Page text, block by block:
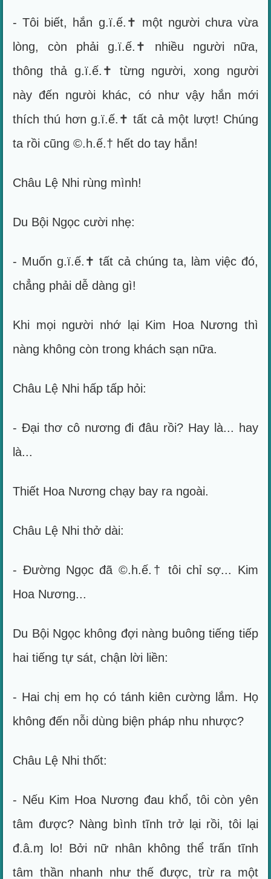
- Tôi biết, hắn g.ï.ế.✝ một người chưa vừa
lòng, còn phải g.ï.ế.✝ nhiều người nữa,
thông thả g.ï.ế.✝ từng người, xong người
này đến ngưòi khác, có như vậy hắn mới
thích thú hơn g.ï.ế.✝ tất cả một lượt! Chúng
ta rồi cũng ©.h.ế.† hết do tay hắn!
Châu Lệ Nhi rùng mình!
Du Bội Ngọc cười nhẹ:
- Muốn g.ï.ế.✝ tất cả chúng ta, làm việc đó,
chẳng phải dễ dàng gì!
Khi mọi người nhớ lại Kim Hoa Nương thì
nàng không còn trong khách sạn nữa.
Châu Lệ Nhi hấp tấp hỏi:
- Đại thơ cô nương đi đâu rồi? Hay là... hay
là...
Thiết Hoa Nương chạy bay ra ngoài.
Châu Lệ Nhi thở dài:
- Đường Ngọc đã ©.h.ế.† tôi chỉ sợ... Kim
Hoa Nương...
Du Bội Ngọc không đợi nàng buông tiếng tiếp
hai tiếng tự sát, chận lời liền:
- Hai chị em họ có tánh kiên cường lắm. Họ
không đến nỗi dùng biện pháp nhu nhược?
Châu Lệ Nhi thốt:
- Nếu Kim Hoa Nương đau khổ, tôi còn yên
tâm được? Nàng bình tĩnh trở lại rồi, tôi lại
đ.â.ɱ lo! Bởi nữ nhân không thể trấn tĩnh
tâm thần nhanh như thế được, trừ ra một